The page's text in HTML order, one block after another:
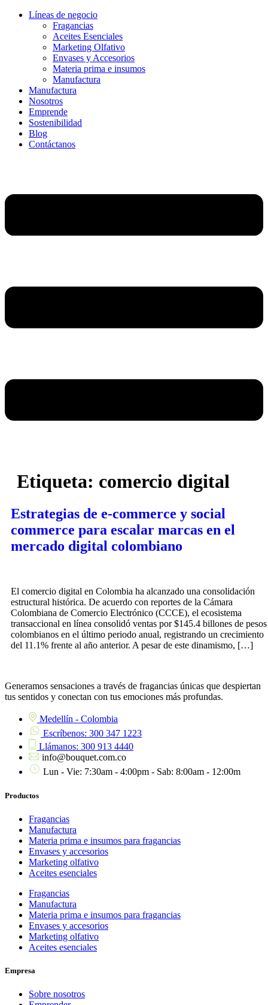
Líneas de negocio
Fragancias
Aceites Esenciales
Marketing Olfativo
Envases y Accesorios
Materia prima e insumos
Manufactura
Manufactura
Nosotros
Emprende
Sostenibilidad
Blog
Contáctanos
Etiqueta: comercio digital
Estrategias de e-commerce y social
commerce para escalar marcas en el
mercado digital colombiano
El comercio digital en Colombia ha alcanzado una consolidación
estructural histórica. De acuerdo con reportes de la Cámara
Colombiana de Comercio Electrónico (CCCE), el ecosistema
transaccional en línea consolidó ventas por $145.4 billones de pesos
colombianos en el último periodo anual, registrando un crecimiento
del 11.1% frente al año anterior. A pesar de este dinamismo, […]
Generamos sensaciones a través de fragancias únicas que despiertan
tus sentidos y conectan con tus emociones más profundas.
Medellín - Colombia
Escríbenos: 300 347 1223
Llámanos: 300 913 4440
info@bouquet.com.co
Lun - Vie: 7:30am - 4:00pm - Sab: 8:00am - 12:00m
Productos
Fragancias
Manufactura
Materia prima e insumos para fragancias
Envases y accesorios
Marketing olfativo
Aceites esenciales
Fragancias
Manufactura
Materia prima e insumos para fragancias
Envases y accesorios
Marketing olfativo
Aceites esenciales
Empresa
Sobre nosotros